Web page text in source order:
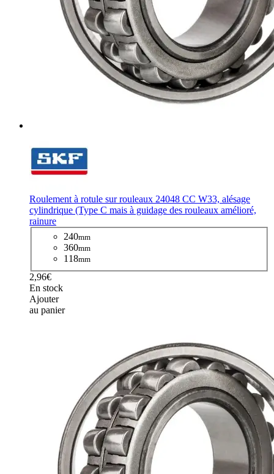
Roulement à rotule sur rouleaux 24048 CC W33, alésage
cylindrique (Type C mais à guidage des rouleaux amélioré,
rainure
240mm
360mm
118mm
2,96€
En stock
Ajouter
au panier